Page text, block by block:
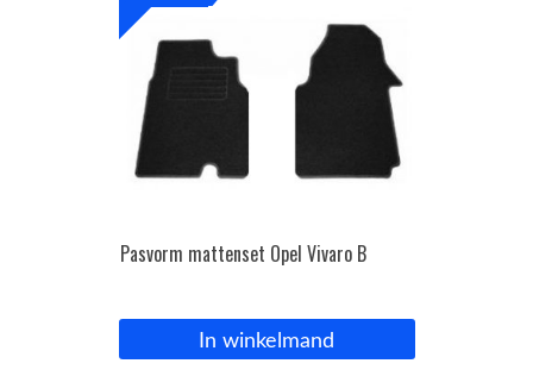
OPC Line
Bedrijfswagen parts
Inloggen / Registreren
Pasvorm mattenset Opel Vivaro B
In winkelmand